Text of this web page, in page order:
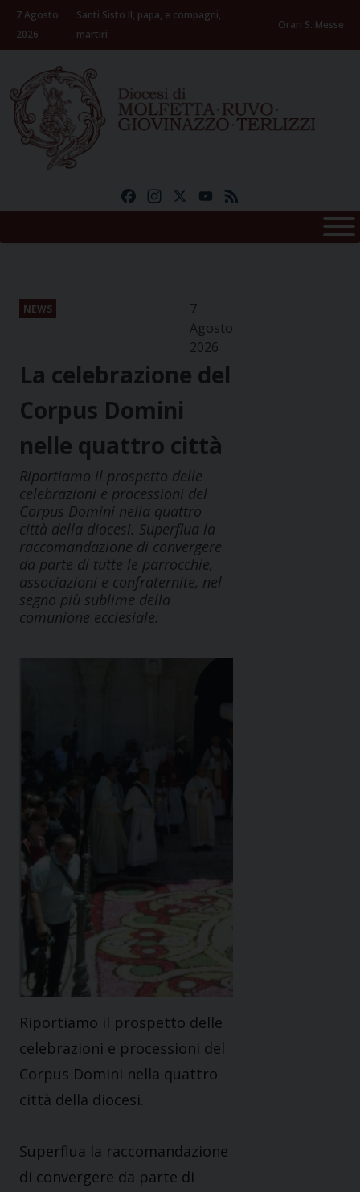
Skip
content
7 Agosto
2026
Santi Sisto II, papa, e compagni,
martiri
Orari S. Messe
FacebookInstagramYouTube
NEWS
7
Agosto
2026
La celebrazione del
Corpus Domini
nelle quattro città
Riportiamo il prospetto delle
celebrazioni e processioni del
Corpus Domini nella quattro
città della diocesi. Superflua la
raccomandazione di convergere
da parte di tutte le parrocchie,
associazioni e confraternite, nel
segno più sublime della
comunione ecclesiale.
Riportiamo il prospetto delle
celebrazioni e processioni del
Corpus Domini nella quattro
città della diocesi.
Superflua la raccomandazione
di convergere da parte di